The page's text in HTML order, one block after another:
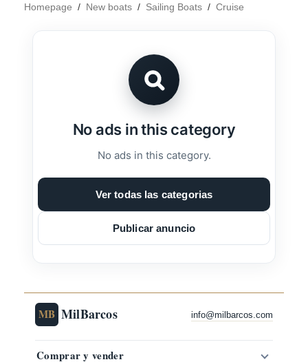
Homepage / New boats / Sailing Boats / Cruise
No ads in this category
No ads in this category.
Ver todas las categorias
Publicar anuncio
MB MilBarcos info@milbarcos.com
Comprar y vender